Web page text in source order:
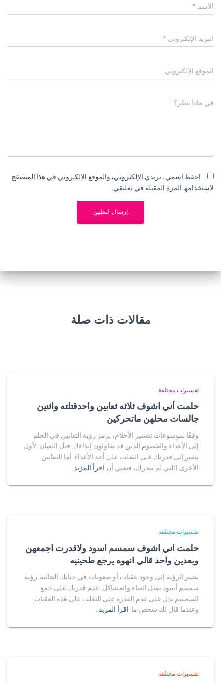
الاسم *
البريد الإلكتروني *
الموقع الإلكتروني
في ماذا تفكر؟
احفظ اسمي، بريدي الإلكتروني، والموقع الإلكتروني في هذا المتصفح
لاستخدامها المرة المقبلة في تعليقي.
مقالات ذات صلة
تفسيرات مختلفة
حلمت أني اشوف ثلاثه ثعابين واحدقتلته واثنين
جالسات محلهن ماتحركين
وفقًا لموسوعات تفسير الأحلام، يرمز رؤية الثعابين في الحلم
إلى الأعداء والخصوم الذين قد يحاولون إيذاءك. قتل الثعبان الأول
يشير إلى قدرتك على التغلب على أحد الأعداء. أما الثعابين
الأخرى اللتي لم تتحرك، فتعني أن اقرأ المزيد…
تفسيرات مختلفة
حلمت اني اشوف سمسم اسود ولاقدرت اجمعهن
وبعدين واحد قالي انهوه يرجع طحينيه
تشير الرؤية إلى وجود عقبات أو صعوبات في حياتك الحالية. رؤية
سمسم أسود يمثل العناء والمشاكل. عدم قدرتك على جمع
السمسم يدل على عدم القدرة على التغلب على هذه العقبات.
وعندما قال لك شخص ما اقرأ المزيد…
تفسيرات مختلفة